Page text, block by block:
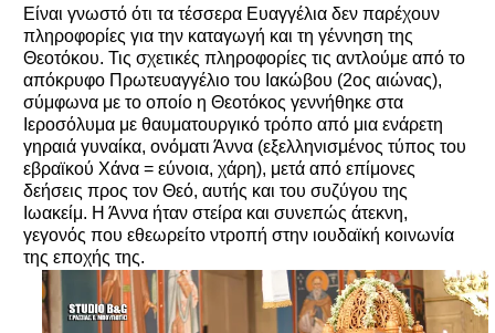
Είναι γνωστό ότι τα τέσσερα Ευαγγέλια δεν παρέχουν
πληροφορίες για την καταγωγή και τη γέννηση της
Θεοτόκου. Τις σχετικές πληροφορίες τις αντλούμε από το
απόκρυφο Πρωτευαγγέλιο του Ιακώβου (2ος αιώνας),
σύμφωνα με το οποίο η Θεοτόκος γεννήθηκε στα
Ιεροσόλυμα με θαυματουργικό τρόπο από μια ενάρετη
γηραιά γυναίκα, ονόματι Άννα (εξελληνισμένος τύπος του
εβραϊκού Χάνα = εύνοια, χάρη), μετά από επίμονες
δεήσεις προς τον Θεό, αυτής και του συζύγου της
Ιωακείμ. Η Άννα ήταν στείρα και συνεπώς άτεκνη,
γεγονός που εθεωρείτο ντροπή στην ιουδαϊκή κοινωνία
της εποχής της.